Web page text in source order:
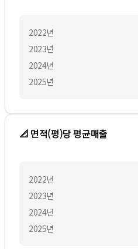
2022년
2023년
2024년
2025년
📐 면적(평)당 평균매출
2022년
2023년
2024년
2025년